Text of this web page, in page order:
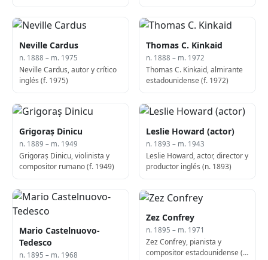
Neville Cardus
n. 1888 – m. 1975
Neville Cardus, autor y crítico
inglés (f. 1975)
Thomas C. Kinkaid
n. 1888 – m. 1972
Thomas C. Kinkaid, almirante
estadounidense (f. 1972)
Grigoraș Dinicu
n. 1889 – m. 1949
Grigoraș Dinicu, violinista y
compositor rumano (f. 1949)
Leslie Howard (actor)
n. 1893 – m. 1943
Leslie Howard, actor, director y
productor inglés (n. 1893)
Mario Castelnuovo-
Tedesco
n. 1895 – m. 1968
Zez Confrey
n. 1895 – m. 1971
Zez Confrey, pianista y
compositor estadounidense (f.